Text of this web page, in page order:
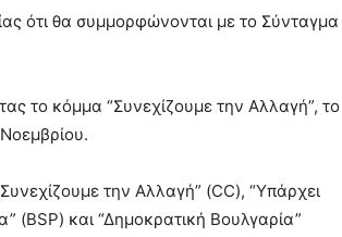
ότι θα συμμορφώνονται με το Σύνταγμα
το κόμμα “Συνεχίζουμε την Αλλαγή”, το
την Αλλαγή” (CC), “Υπάρχει
(BSP) και “Δημοκρατική Βουλγαρία”